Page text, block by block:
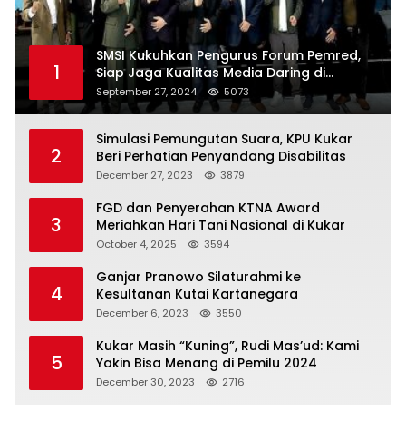
1
SMSI Kukuhkan Pengurus Forum Pemred,
Siap Jaga Kualitas Media Daring di
Indonesia
September 27, 2024 5073
2
Simulasi Pemungutan Suara, KPU Kukar
Beri Perhatian Penyandang Disabilitas
December 27, 2023 3879
3
FGD dan Penyerahan KTNA Award
Meriahkan Hari Tani Nasional di Kukar
October 4, 2025 3594
4
Ganjar Pranowo Silaturahmi ke
Kesultanan Kutai Kartanegara
December 6, 2023 3550
5
Kukar Masih “Kuning”, Rudi Mas’ud: Kami
Yakin Bisa Menang di Pemilu 2024
December 30, 2023 2716